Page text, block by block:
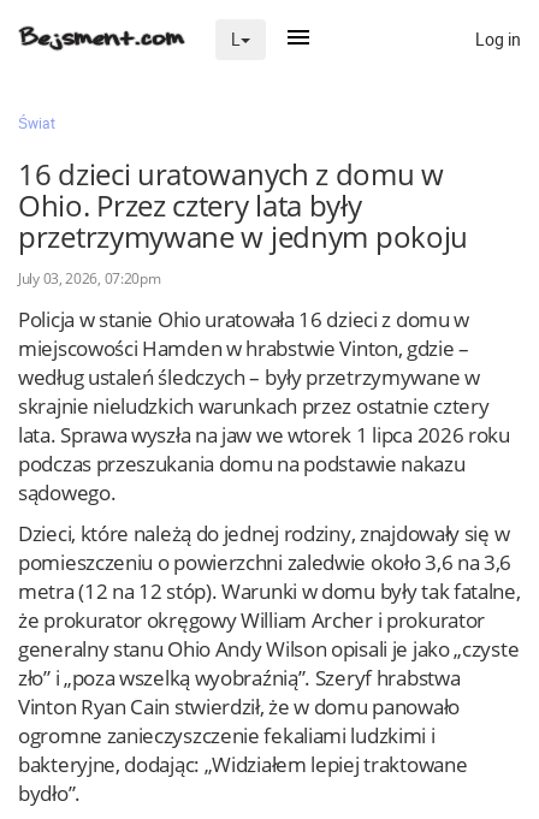
Na skróty
Zaloguj przez Clascal
Log in
Świat
16 dzieci uratowanych z domu w
Ohio. Przez cztery lata były
przetrzymywane w jednym pokoju
July 03, 2026, 07:20pm
Policja w stanie Ohio uratowała 16 dzieci z domu w
miejscowości Hamden w hrabstwie Vinton, gdzie –
według ustaleń śledczych – były przetrzymywane w
skrajnie nieludzkich warunkach przez ostatnie cztery
lata. Sprawa wyszła na jaw we wtorek 1 lipca 2026 roku
podczas przeszukania domu na podstawie nakazu
sądowego.
Dzieci, które należą do jednej rodziny, znajdowały się w
pomieszczeniu o powierzchni zaledwie około 3,6 na 3,6
metra (12 na 12 stóp). Warunki w domu były tak fatalne,
że prokurator okręgowy William Archer i prokurator
generalny stanu Ohio Andy Wilson opisali je jako „czyste
zło” i „poza wszelką wyobraźnią”. Szeryf hrabstwa
Vinton Ryan Cain stwierdził, że w domu panowało
ogromne zanieczyszczenie fekaliami ludzkimi i
bakteryjne, dodając: „Widziałem lepiej traktowane
bydło”.